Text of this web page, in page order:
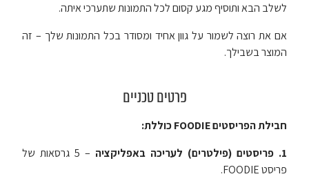
לשלב הבא ותוסיף מגע קסום לכל התמונות שתערכי איתה.
אם את רוצה לשמור על גוון אחיד ומסודר בכל התמונות שלך – זה
המוצר בשבילך.
פרטים טכניים
חבילת הפריסטים FOODIE כוללת:
1. פריסטים (פילטרים) לעריכה באפליקציה
– 5 גרסאות של
פריסט FOODIE.